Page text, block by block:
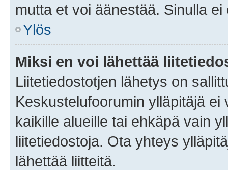
mutta et voi äänestää. Sinulla
Ylös
Miksi en voi lähettää
Liitetiedostotjen lähetys on
Keskustelufoorumin ylläpitäjä
kaikille alueille tai ehkäpä vain
liitetiedostoja. Ota yhteys
lähettää liitteitä.